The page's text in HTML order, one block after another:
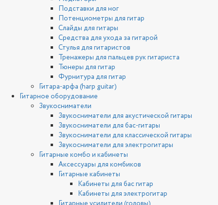
Подставки для ног
Потенциометры для гитар
Слайды для гитары
Средства для ухода за гитарой
Стулья для гитаристов
Тренажеры для пальцев рук гитариста
Тюнеры для гитар
Фурнитура для гитар
Гитара-арфа (harp guitar)
Гитарное оборудование
Звукосниматели
Звукосниматели для акустической гитары
Звукосниматели для бас-гитары
Звукосниматели для классической гитары
Звукосниматели для электрогитары
Гитарные комбо и кабинеты
Аксессуары для комбиков
Гитарные кабинеты
Кабинеты для бас гитар
Кабинеты для электрогитар